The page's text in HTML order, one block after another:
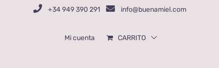
+34 949 390 291 info@buenamiel.com
Mi cuenta CARRITO